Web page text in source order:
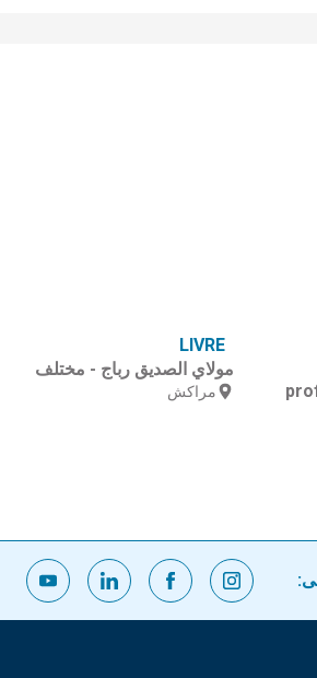
LIVRE
مولاي الصديق رباج - مختلف
مراكش